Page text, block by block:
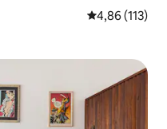
Átlagos
4,86 (113)